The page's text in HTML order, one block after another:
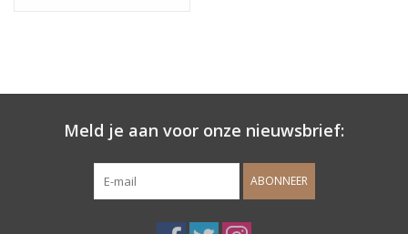
Meld je aan voor onze nieuwsbrief:
ABONNEER